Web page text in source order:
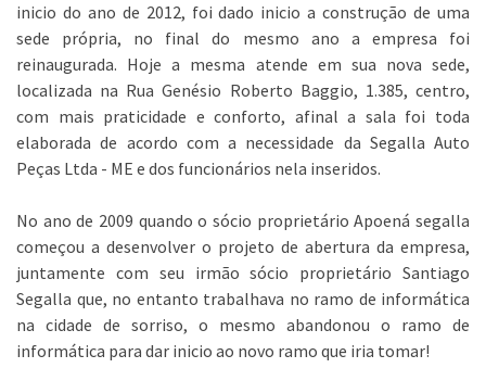
inicio do ano de 2012, foi dado inicio a construção de uma
sede própria, no final do mesmo ano a empresa foi
reinaugurada. Hoje a mesma atende em sua nova sede,
localizada na Rua Genésio Roberto Baggio, 1.385, centro,
com mais praticidade e conforto, afinal a sala foi toda
elaborada de acordo com a necessidade da Segalla Auto
Peças Ltda - ME e dos funcionários nela inseridos.
No ano de 2009 quando o sócio proprietário Apoená segalla
começou a desenvolver o projeto de abertura da empresa,
juntamente com seu irmão sócio proprietário Santiago
Segalla que, no entanto trabalhava no ramo de informática
na cidade de sorriso, o mesmo abandonou o ramo de
informática para dar inicio ao novo ramo que iria tomar!